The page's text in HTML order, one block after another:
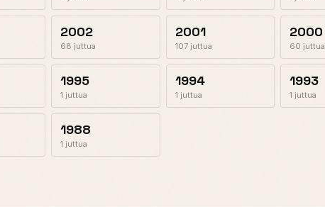
2002
68 juttua
2001
107 juttua
2000
60 juttua
1995
1 juttua
1994
1 juttua
1993
1 juttua
1988
1 juttua